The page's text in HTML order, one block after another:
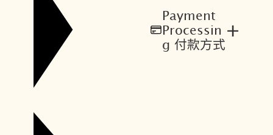
Payment
Processin
g 付款方式
+